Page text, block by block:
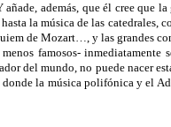
además, que él cree que la
la música de las catedrales,
de Mozart…, y las grandes
famosos- inmediatamente
del mundo, no puede nacer
la música polifónica y el